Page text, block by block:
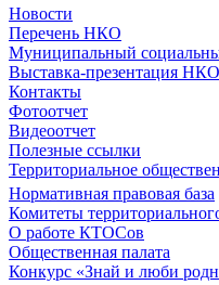
Новости
Перечень НКО
Муниципальный
Выставка-презентация НКО
Контакты
Фотоотчет
Видеоотчет
Полезные ссылки
Территориальное
Нормативная правовая база
Комитеты
О работе КТОСов
Общественная палата
Конкурс «Знай и люби